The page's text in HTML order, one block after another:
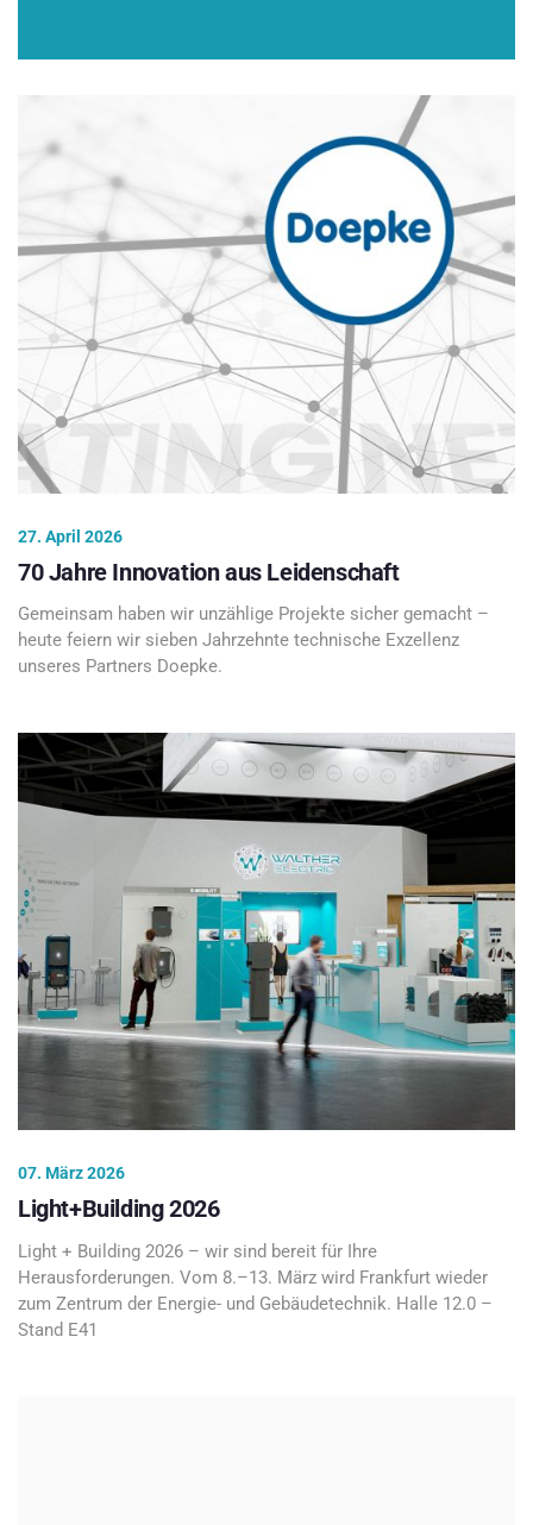
27. April 2026
70 Jahre Innovation aus Leidenschaft
Gemeinsam haben wir unzählige Projekte sicher gemacht –
heute feiern wir sieben Jahrzehnte technische Exzellenz
unseres Partners Doepke.
07. März 2026
Light+Building 2026
Light + Building 2026 – wir sind bereit für Ihre
Herausforderungen. Vom 8.–13. März wird Frankfurt wieder
zum Zentrum der Energie- und Gebäudetechnik. Halle 12.0 –
Stand E41